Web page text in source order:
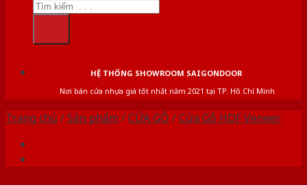
HỆ THỐNG SHOWROOM SAIGONDOOR
Nơi bán cửa nhựa giá tốt nhất năm 2021 tại TP. Hồ Chí Minh
Trang chủ /Sản phẩm /CỬA GỖ /Cửa Gỗ HDF Veneer